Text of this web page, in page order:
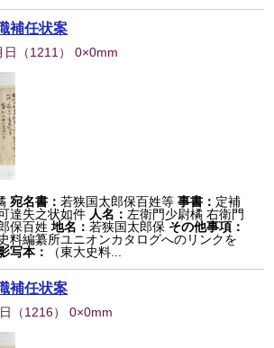
補任状案
日 （1211 ） 0×0mm
宛名書：若狭国太郎保百姓等 事書： 定補
達失之状如件 人名： 左衛門少尉橘 右衛門
保百姓 地名：若狭国太郎保 その他事項：
史料編纂所ユニオンカタログへのリンクを
写本： （東大史料...
補任状案
（1216） 0×0mm